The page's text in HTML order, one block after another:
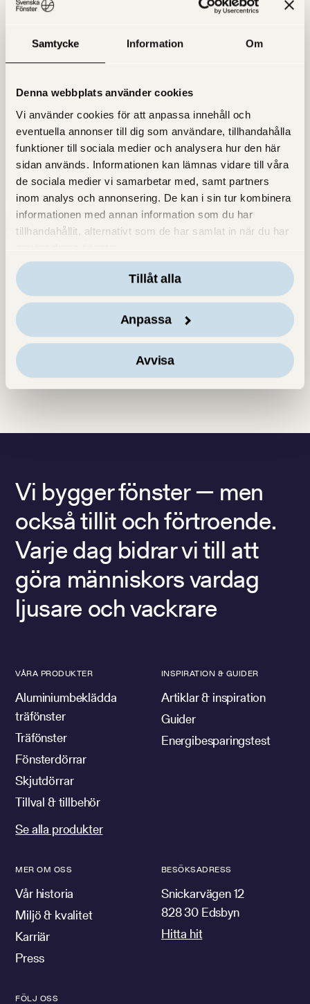
Samtycke Information Om
Denna webbplats använder cookies
Vi använder cookies för att anpassa innehåll och
eventuella annonser till dig som användare, tillhandahålla
funktioner till sociala medier och analysera hur den här
sidan används. Informationen kan lämnas vidare till våra
de sociala medier vi samarbetar med, samt partners
inom analys och annonsering. De kan i sin tur kombinera
informationen med annan information som du har
tillhandahållit, alternativt som de har samlat in när du har
Tillåt alla
Anpassa
Avvisa
Hitta oss på kartan
Vi bygger fönster — men
också tillit och förtroende.
Varje dag bidrar vi till att
göra människors vardag
ljusare och vackrare
VÅRA PRODUKTER
Aluminiumbeklädda
träfönster
Träfönster
Fönsterdörrar
Skjutdörrar
Tillval & tillbehör
Se alla produkter
INSPIRATION & GUIDER
Artiklar & inspiration
Guider
Energibesparingstest
MER OM OSS
Vår historia
Miljö & kvalitet
Karriär
Press
BESÖKSADRESS
Snickarvägen 12
828 30 Edsbyn
Hitta hit
FÖLJ OSS